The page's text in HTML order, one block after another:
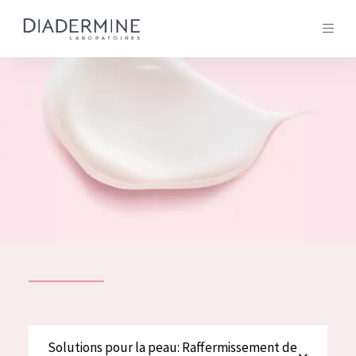
SOLUTIONS POUR LA PEAU
TOUS LES PRODUIT
ACCUEIL
Composition
Solutions pour la peau: Raffermissement de